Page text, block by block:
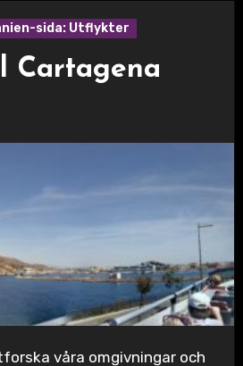
sida: Utflykter
Cartagena
våra omgivningar och